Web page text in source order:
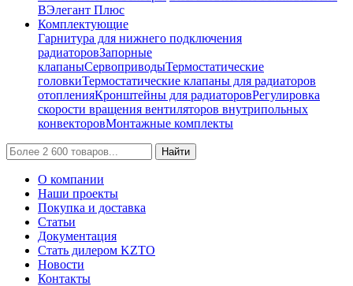
ВЭлегант Плюс
Комплектующие
Гарнитура для нижнего подключения
радиаторовЗапорные
клапаныСервоприводыТермостатические
головкиТермостатические клапаны для радиаторов
отопленияКронштейны для радиаторовРегулировка
скорости вращения вентиляторов внутрипольных
конвекторовМонтажные комплекты
Найти
О компании
Наши проекты
Покупка и доставка
Статьи
Документация
Стать дилером KZTO
Новости
Контакты